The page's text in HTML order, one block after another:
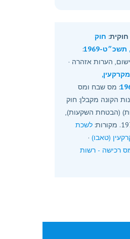
חוק
1969
:
הערות אזהרה ·
: מס שבח ומס
הקונה מקבלן: חוק
(הבטחת השקעות),
לשכת
(טאבו) ·
רכישה - רשות